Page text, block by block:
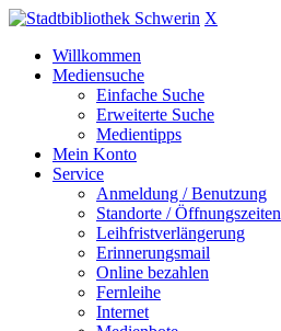
X
Willkommen
Mediensuche
Einfache Suche
Erweiterte Suche
Medientipps
Mein Konto
Service
Anmeldung / Benutzung
Standorte / Öffnungszeiten
Leihfristverlängerung
Erinnerungsmail
Online bezahlen
Fernleihe
Internet